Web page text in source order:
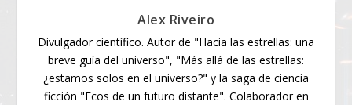
Alex Riveiro
Divulgador científico. Autor de "Hacia las estrellas: una
breve guía del universo", "Más allá de las estrellas:
¿estamos solos en el universo?" y la saga de ciencia
ficción "Ecos de un futuro distante". Colaborador en